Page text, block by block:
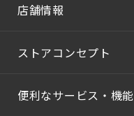
店舗情報
ストアコンセプト
便利なサービス・機能